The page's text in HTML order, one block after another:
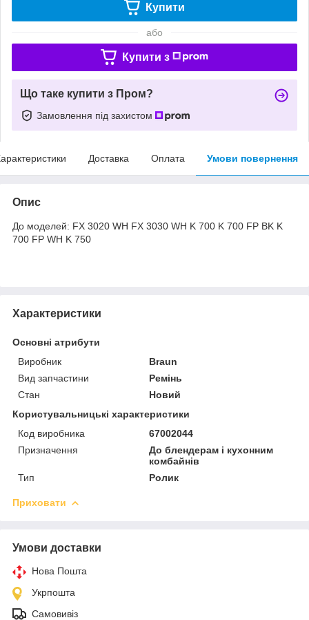
Купити
або
Купити з
Що таке купити з Пром?
Замовлення під захистом
Доставка Оплата Умови повернення
Опис
До моделей: FX 3020 WH FX 3030 WH K 700 K 700 FP BK K
700 FP WH K 750
Характеристики
Основні атрибути
Виробник
Braun
Вид запчастини
Ремінь
Стан
Новий
Користувальницькі характеристики
Код виробника
67002044
Призначення
До блендерам і кухонним
комбайнів
Тип
Ролик
Приховати
Умови доставки
Нова Пошта
Укрпошта
Самовивіз